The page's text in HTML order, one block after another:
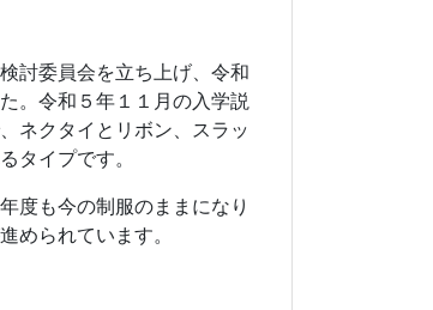
討委員会を立ち上げ、令和
。令和５年１１月の入学説
ネクタイとリボン、スラッ
タイプです。
度も今の制服のままになり
められています。